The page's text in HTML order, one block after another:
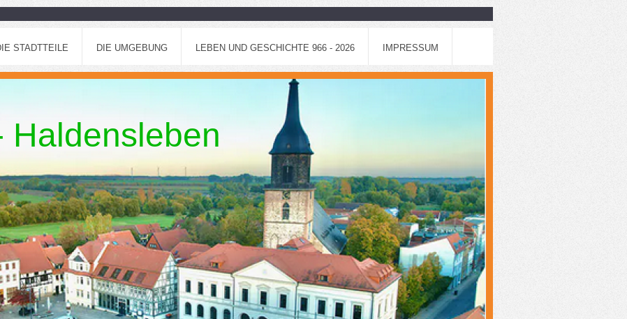
STADTTEILE DIE UMGEBUNG LEBEN UND GESCHICHTE 966 - 2026 IMPRESSUM
Haldensleben